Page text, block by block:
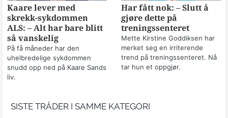
Kaare lever med
skrekk-sykdommen
ALS: – Alt har bare blitt
så vanskelig
På få måneder har den
uhelbredelige sykdommen
snudd opp ned på Kaare Sands
liv.
Har fått nok: – Slutt å
gjøre dette på
treningssenteret
Mette Kirstine Goddiksen har
merket seg en irriterende
trend på treningssenteret. Nå
tar hun et oppgjør.
SISTE TRÅDER I SAMME KATEGORI